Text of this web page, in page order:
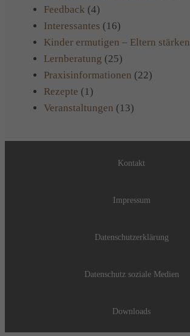
Feedback (4)
Interessantes (16)
Kinder ermutigen – Eltern stärken
Lernberatung (25)
Praxisinformationen (22)
Rezepte (1)
Veranstaltungen (13)
Kontakt
Impressum
Datenschutzerklärung
Datenschutz soziale Medien
Downloads